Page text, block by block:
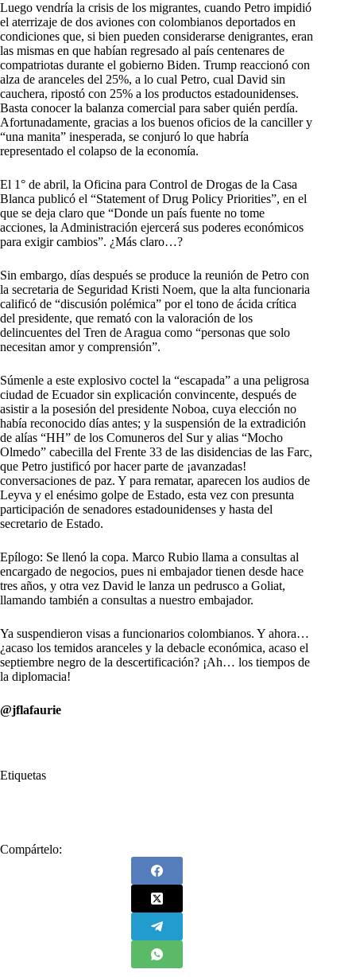
Luego vendría la crisis de los migrantes, cuando Petro impidió
el aterrizaje de dos aviones con colombianos deportados en
condiciones que, si bien pueden considerarse denigrantes, eran
las mismas en que habían regresado al país centenares de
compatriotas durante el gobierno Biden. Trump reaccionó con
alza de aranceles del 25%, a lo cual Petro, cual David sin
cauchera, ripostó con 25% a los productos estadounidenses.
Basta conocer la balanza comercial para saber quién perdía.
Afortunadamente, gracias a los buenos oficios de la canciller y
“una manita” inesperada, se conjuró lo que habría
representado el colapso de la economía.
El 1° de abril, la Oficina para Control de Drogas de la Casa
Blanca publicó el “Statement of Drug Policy Priorities”, en el
que se deja claro que “Donde un país fuente no tome
acciones, la Administración ejercerá sus poderes económicos
para exigir cambios”. ¿Más claro…?
Sin embargo, días después se produce la reunión de Petro con
la secretaria de Seguridad Kristi Noem, que la alta funcionaria
calificó de “discusión polémica” por el tono de ácida crítica
del presidente, que remató con la valoración de los
delincuentes del Tren de Aragua como “personas que solo
necesitan amor y comprensión”.
Súmenle a este explosivo coctel la “escapada” a una peligrosa
ciudad de Ecuador sin explicación convincente, después de
asistir a la posesión del presidente Noboa, cuya elección no
había reconocido días antes; y la suspensión de la extradición
de alías “HH” de los Comuneros del Sur y alias “Mocho
Olmedo” cabecilla del Frente 33 de las disidencias de las Farc,
que Petro justificó por hacer parte de ¡avanzadas!
conversaciones de paz. Y para rematar, aparecen los audios de
Leyva y el enésimo golpe de Estado, esta vez con presunta
participación de senadores estadounidenses y hasta del
secretario de Estado.
Epílogo: Se llenó la copa. Marco Rubio llama a consultas al
encargado de negocios, pues ni embajador tienen desde hace
tres años, y otra vez David le lanza un pedrusco a Goliat,
llamando también a consultas a nuestro embajador.
Ya suspendieron visas a funcionarios colombianos. Y ahora…
¿acaso los temidos aranceles y la debacle económica, acaso el
septiembre negro de la descertificación? ¡Ah… los tiempos de
la diplomacia!
@jflafaurie
Etiquetas
Compártelo: